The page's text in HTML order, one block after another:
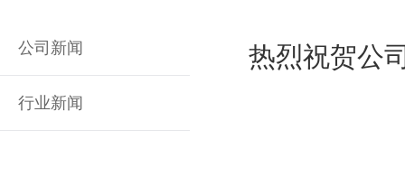
热烈祝贺公
公司新闻
行业新闻